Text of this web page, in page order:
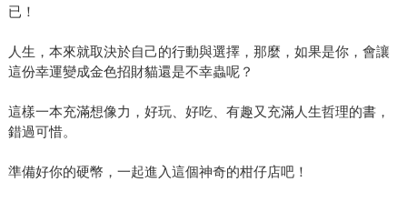
已！
人生，本來就取決於自己的行動與選擇，那麼，如果是你，會讓
這份幸運變成金色招財貓還是不幸蟲呢？
這樣一本充滿想像力，好玩、好吃、有趣又充滿人生哲理的書，
錯過可惜。
準備好你的硬幣，一起進入這個神奇的柑仔店吧！